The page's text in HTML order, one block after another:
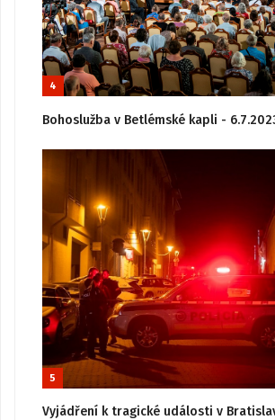
4
Bohoslužba v Betlémské kapli -
5
Vyjádření k tragické události v